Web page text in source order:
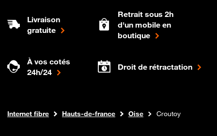
Livraison
gratuite
Retrait sous 2h
d'un mobile en
boutique
À vos cotés
24h/24
Droit de rétractation
Boutique Orange
Internet fibre Hauts-de-france Oise Croutoy